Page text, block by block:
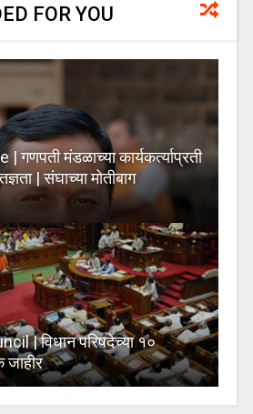
FOR YOU
मंडळाच्या कार्यकर्त्याप्रती
| संघाच्या मोतीबाग
| विधान परिषदेच्या १०
जाहीर